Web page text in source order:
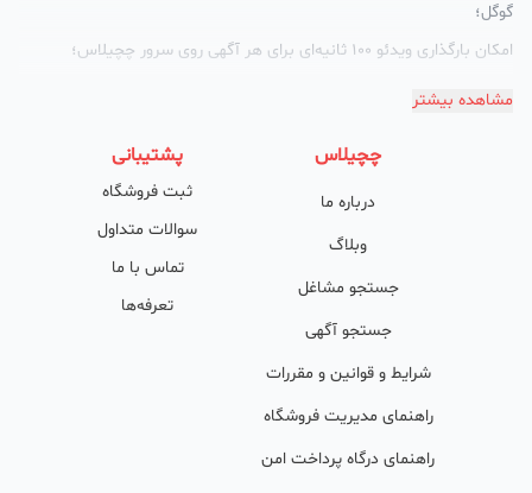
گوگل؛
امکان بارگذاری ویدئو 100 ثانیه‌ای برای هر آگهی روی سرور چچیلاس؛
گالری تصاویر محصول؛
پشتیبانی حرفه‌ای را هم به سبد خدماتش اضافه کرده است. چچیلاس با
امکان پشتیبان اختصاصی به محض ورود هر کسب‌وکار، نظارت، تحلیل
وکمک پشتیبان‌ها در تولید محتوا و سئونویسی به کسب‌وکارها شرایط را
طوری فراهم کرده که تا الان کسب‌وکارهای فعال در چچیلاس با کلمات
کلیدی بسیار خوبی رتبه دریافت کرده و بازخورد‌های بسیار خوبی گرفته‌اند.
مشاهده بیشتر
چچیلاس
درباره ما
وبلاگ
جستجو مشاغل
جستجو آگهی
شرایط و قوانین و مقررات
راهنمای مدیریت فروشگاه
راهنمای درگاه پرداخت امن
پشتیبانی
ثبت فروشگاه
سوالات متداول
تماس با ما
تعرفه‌ها